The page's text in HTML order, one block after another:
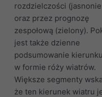
rozdzielczości
oraz przez prognozę
zespołową (zielony).
jest także dzienne
podsumowanie
w formie róży wiatrów.
Większe segmenty
że ten kierunek wiatru